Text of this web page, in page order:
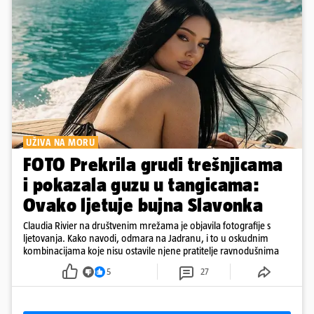
UŽIVA NA MORU
FOTO Prekrila grudi trešnjicama
i pokazala guzu u tangicama:
Ovako ljetuje bujna Slavonka
Claudia Rivier na društvenim mrežama je objavila fotografije s
ljetovanja. Kako navodi, odmara na Jadranu, i to u oskudnim
kombinacijama koje nisu ostavile njene pratitelje ravnodušnima
5 27